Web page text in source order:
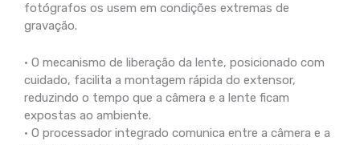
fotógrafos os usem em condições extremas de
gravação.
• O mecanismo de liberação da lente, posicionado com
cuidado, facilita a montagem rápida do extensor,
reduzindo o tempo que a câmera e a lente ficam
expostas ao ambiente.
• O processador integrado comunica entre a câmera e a